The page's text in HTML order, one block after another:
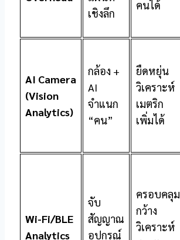
เชิงลึก
คนได้
AI Camera
(Vision
Analytics)
กล้อง +
AI
จำแนก
“คน”
ยืดหยุ่น
วิเคราะห์
เมตริก
เพิ่มได้
Wi-Fi/BLE
Analytics
จับ
สัญญาณ
อุปกรณ์
ครอบคลุม
กว้าง
วิเคราะห์